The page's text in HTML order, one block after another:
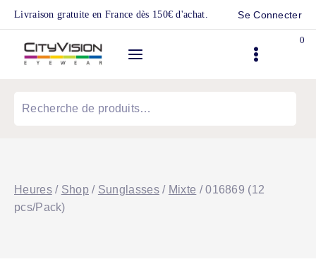
Skip
content
Livraison gratuite en France dès 150€ d'achat. Se Connecter
0
Heures / Shop / Sunglasses / Mixte / 016869 (12
pcs/Pack)